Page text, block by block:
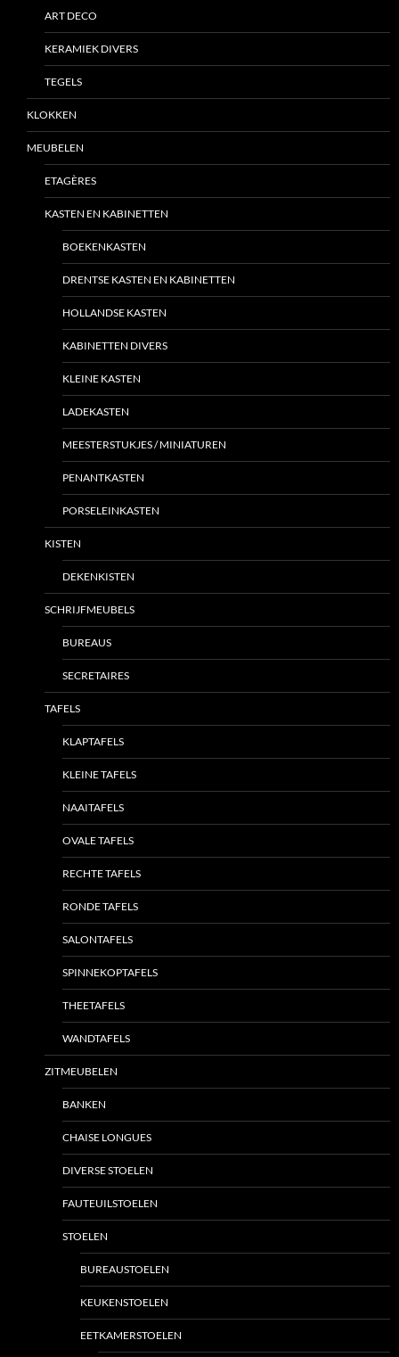
ART DECO
KERAMIEK DIVERS
TEGELS
KLOKKEN
MEUBELEN
ETAGÈRES
KASTEN EN KABINETTEN
BOEKENKASTEN
DRENTSE KASTEN EN KABINETTEN
HOLLANDSE KASTEN
KABINETTEN DIVERS
KLEINE KASTEN
LADEKASTEN
MEESTERSTUKJES / MINIATUREN
PENANTKASTEN
PORSELEINKASTEN
KISTEN
DEKENKISTEN
SCHRIJFMEUBELS
BUREAUS
SECRETAIRES
TAFELS
KLAPTAFELS
KLEINE TAFELS
NAAITAFELS
OVALE TAFELS
RECHTE TAFELS
RONDE TAFELS
SALONTAFELS
SPINNEKOPTAFELS
THEETAFELS
WANDTAFELS
ZITMEUBELEN
BANKEN
CHAISE LONGUES
DIVERSE STOELEN
FAUTEUILSTOELEN
STOELEN
BUREAUSTOELEN
KEUKENSTOELEN
EETKAMERSTOELEN